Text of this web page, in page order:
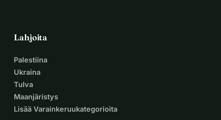
Lahjoita
Palestiina
Ukraina
Tulva
Maanjäristys
Lisää Varainkeruukategorioita